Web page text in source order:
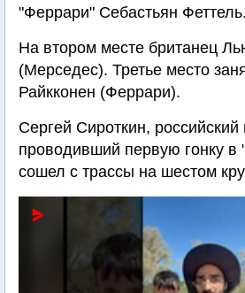
"Феррари" Себастьян Феттель.
На втором месте британец
(Мерседес). Третье место
Райкконен (Феррари).
Сергей Сироткин,
проводивший первую гонку в
сошел с трассы на шестом